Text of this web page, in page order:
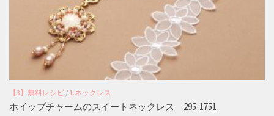
【3】無料レシピ / 1.ネックレス
ホイップチャームのスイートネックレス 295-1751